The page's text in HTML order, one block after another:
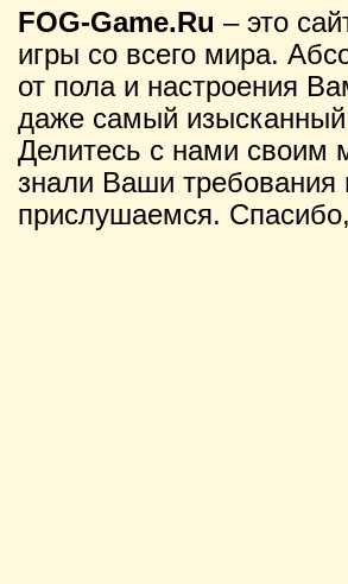
FOG-Game.Ru – это
игры со всего мира.
от пола и настроения
даже самый изысканный
Делитесь с нами своим
знали Ваши
прислушаемся.